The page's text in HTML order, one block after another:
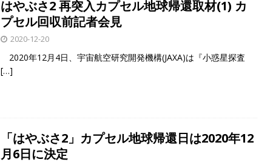
はやぶさ2 再突入カプセル地球帰還取材(1) カ
プセル回収前記者会見
2020-12-20
2020年12月4日、宇宙航空研究開発機構(JAXA)は『小惑星探査
[…]
「はやぶさ2」カプセル地球帰還日は2020年12
月6日に決定